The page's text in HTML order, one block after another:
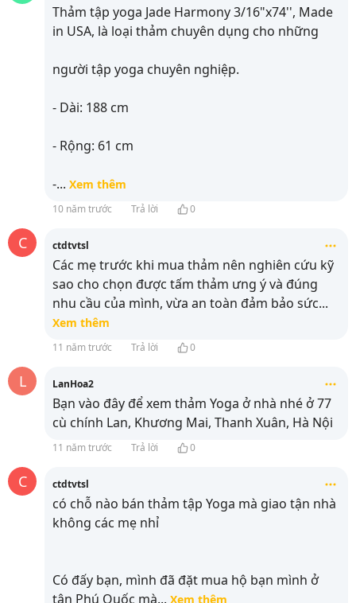
Thảm tập yoga Jade Harmony 3/16"x74'', Made
in USA, là loại thảm chuyên dụng cho những
người tập yoga chuyên nghiệp.
- Dài: 188 cm
- Rộng: 61 cm
-... Xem thêm
10 năm trước Trả lời 0
C ctdtvtsl
Các mẹ trước khi mua thảm nên nghiên cứu kỹ
sao cho chọn được tấm thảm ưng ý và đúng
nhu cầu của mình, vừa an toàn đảm bảo sức...
Xem thêm
11 năm trước Trả lời 0
L LanHoa2
Bạn vào đây để xem thảm Yoga ở nhà nhé ở 77
cù chính Lan, Khương Mai, Thanh Xuân, Hà Nội
11 năm trước Trả lời 0
C ctdtvtsl
có chỗ nào bán thảm tập Yoga mà giao tận nhà
không các mẹ nhỉ
Có đấy bạn, mình đã đặt mua hộ bạn mình ở
tận Phú Quốc mà... Xem thêm